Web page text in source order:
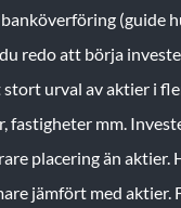
(guide
redo att börja
urval av aktier i
fastigheter mm.
placering än
jämfört med aktier.